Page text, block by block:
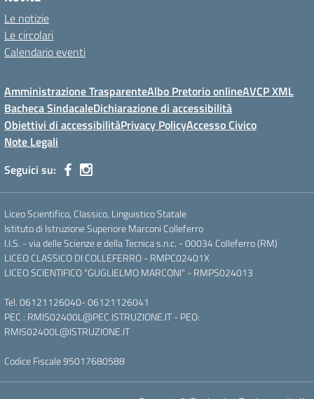
Le notizie
Le circolari
Calendario eventi
Amministrazione TrasparenteAlbo Pretorio onlineAVCP XML
Bacheca SindacaleDichiarazione di accessibilità
Obiettivi di accessibilitàPrivacy PolicyAccesso Civico
Note Legali
Seguici su:
Liceo Scientifico, Classico, Linguistico Statale
Istituto di Istruzione Superiore Marconi Colleferro
I.I.S. - via delle Scienze e della Tecnica s.n.c. - 00034 Colleferro (RM)
LICEO CLASSICO DI COLLEFERRO - RMPC02401X
LICEO SCIENTIFICO "GUGLIELMO MARCONI" - RMPS024013
Tel.06121126040-06121126041
PEC : RMIS02400L@PEC.ISTRUZIONE.IT- PEO:
RMIS02400L@ISTRUZIONE.IT
Codice Fiscale 95017680588